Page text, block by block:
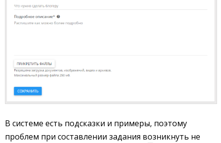
В системе есть подсказки и примеры, поэтому
проблем при составлении задания возникнуть не